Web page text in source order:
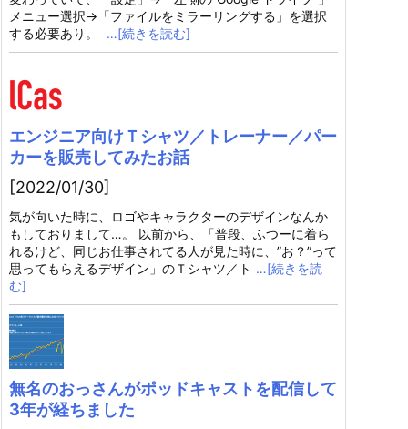
メニュー選択→「ファイルをミラーリングする」を選択
する必要あり。
…[続きを読む]
エンジニア向けＴシャツ／トレーナー／パー
カーを販売してみたお話
[2022/01/30]
気が向いた時に、ロゴやキャラクターのデザインなんか
もしておりまして…。 以前から、「普段、ふつーに着ら
れるけど、同じお仕事されてる人が見た時に、”お？”って
思ってもらえるデザイン」のＴシャツ／ト …[続きを読
む]
無名のおっさんがポッドキャストを配信して
3年が経ちました